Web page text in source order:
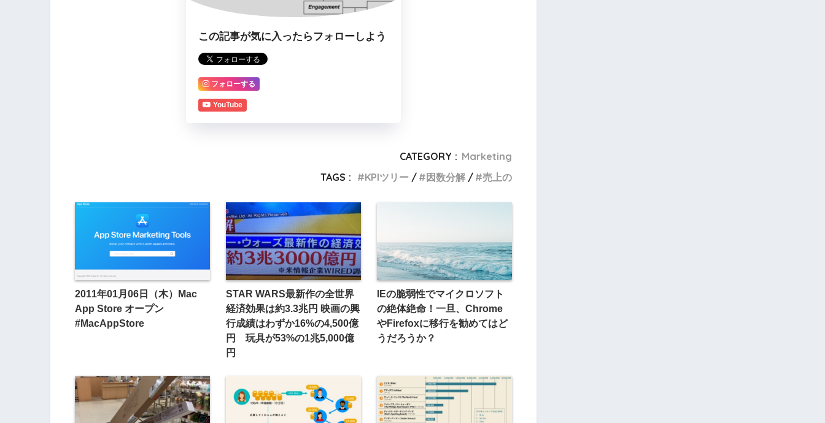
この記事が気に入ったらフォローしよう
フォローする
YouTube
CATEGORY : Marketing
TAGS :
KPIツリー 因数分解 売上の
2011年01月06日（木）Mac
App Store オープン
#MacAppStore
STAR WARS最新作の全世界
経済効果は約3.3兆円 映画の興
行成績はわずか16%の4,500億
円 玩具が53%の1兆5,000億
円
IEの脆弱性でマイクロソフト
の絶体絶命！一旦、Chrome
やFirefoxに移行を勧めてはど
うだろうか？